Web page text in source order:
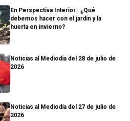
En Perspectiva Interior | ¿Qué
debemos hacer con el jardín y la
huerta en invierno?
Noticias al Mediodía del 28 de julio de
2026
Noticias al Mediodía del 27 de julio de
2026